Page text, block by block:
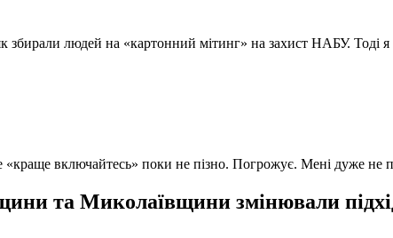
збирали людей на «картонний мітинг» на захист НАБУ. Тоді
включайтесь» поки не пізно. Погрожує. Мені дуже не
та Миколаївщини змінювали